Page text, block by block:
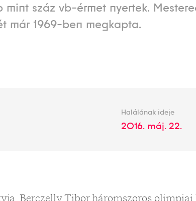
mint száz vb-érmet nyertek.
már 1969-ben megkapta.
Halálának ideje
2016. máj. 22.
Berczelly Tibor háromszoros